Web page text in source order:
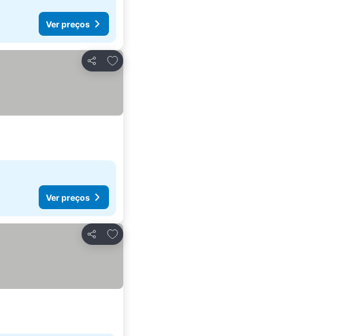
Ver preços
Partilhar
Adicionar aos favoritos
Ver preços
Partilhar
Adicionar aos favoritos